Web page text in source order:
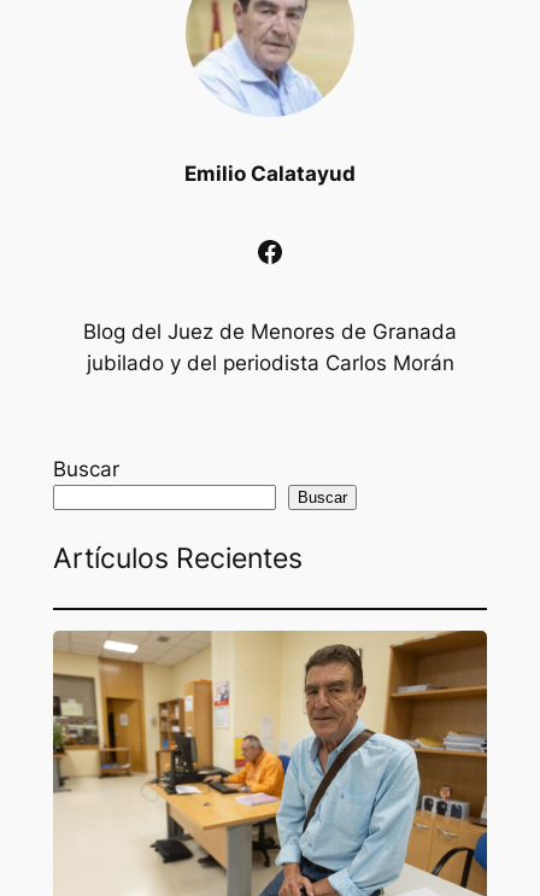
Emilio Calatayud
Facebook
Blog del Juez de Menores de Granada
jubilado y del periodista Carlos Morán
Buscar
Buscar
Artículos Recientes